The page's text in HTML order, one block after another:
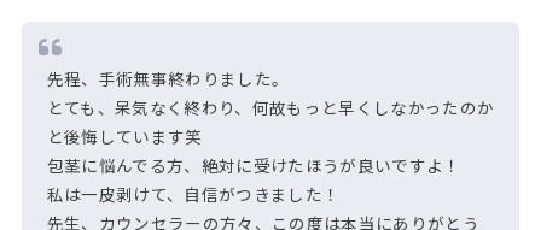
先程、手術無事終わりました。
とても、呆気なく終わり、何故もっと早くしなかったのか
と後悔しています笑
包茎に悩んでる方、絶対に受けたほうが良いですよ！
私は一皮剥けて、自信がつきました！
先生、カウンセラーの方々、この度は本当にありがとう